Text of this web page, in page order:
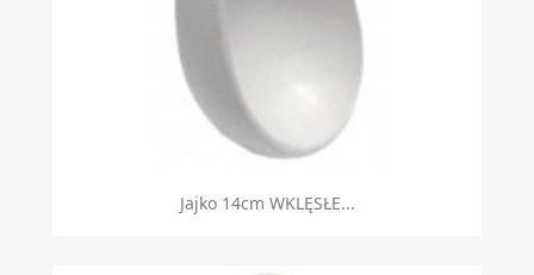
Jajko 14cm WKLĘSŁE...